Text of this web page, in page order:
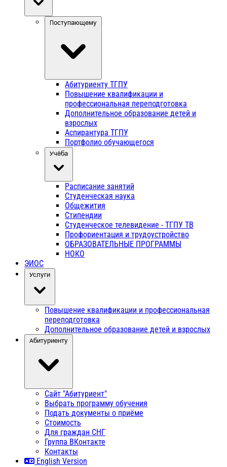
Поступающему
Абитуриенту ТГПУ
Повышение квалификации и
профессиональная переподготовка
Дополнительное образование детей и
взрослых
Аспирантура ТГПУ
Портфолио обучающегося
Учёба
Расписание занятий
Студенческая наука
Общежития
Стипендии
Студенческое телевидение - ТГПУ ТВ
Профориентация и трудоустройство
ОБРАЗОВАТЕЛЬНЫЕ ПРОГРАММЫ
НОКО
ЭИОС
Услуги
Повышение квалификации и профессиональная
переподготовка
Дополнительное образование детей и взрослых
Абитуриенту
Сайт "Абитуриент"
Выбрать программу обучения
Подать документы о приёме
Стоимость
Для граждан СНГ
Группа ВКонтакте
Контакты
English Version